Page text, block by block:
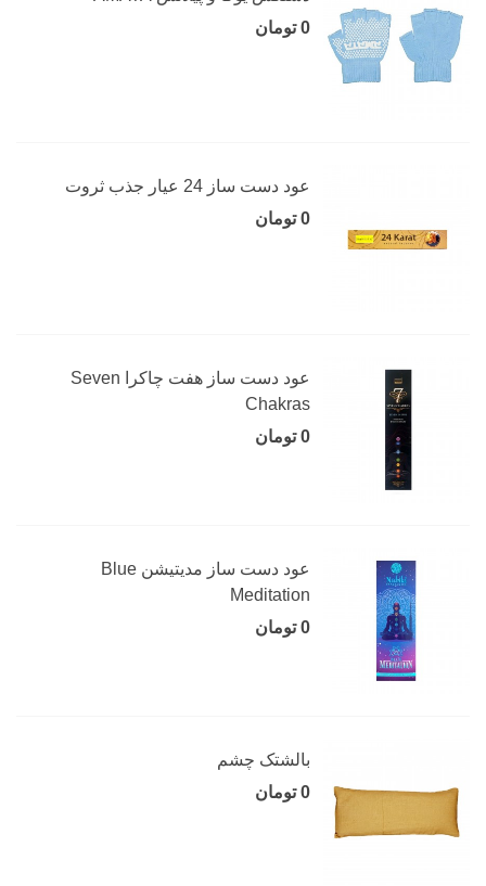
0 تومان
عود دست ساز 24 عیار جذب ثروت
0 تومان
عود دست ساز هفت چاکرا Seven
Chakras
0 تومان
عود دست ساز مدیتیشن Blue
Meditation
0 تومان
بالشتک چشم
0 تومان